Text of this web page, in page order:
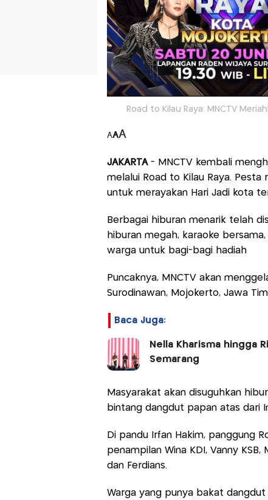
Road to Kilau Raya: MNCTV
AAA
JAKARTA- MNCTV kembali
melalui Road to Kilau Raya.
untuk merayakan Hari Jadi kota
Berbagai hiburan menarik telah
hiburan megah, karaoke
warga untuk bagi-bagi hadiah
Puncaknya, MNCTV akan
Surodinawan, Mojokerto, Jawa
Baca Juga:
Nella Kharisma hingga
Semarang
Masyarakat akan disuguhkan
bintang dangdut papan atas dari
Di pandu Irfan Hakim, panggung
penampilan Wina KDI, Vanny KSB,
dan Ferdians.
Warga yang punya bakat